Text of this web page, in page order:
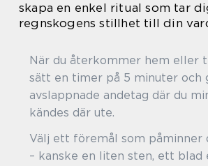
skapa en enkel ritual som tar
regnskogens stillhet till din
När du återkommer hem eller
sätt en timer på 5 minuter och
avslappnade andetag där du
kändes där ute.
Välj ett föremål som påminner
– kanske en liten sten, ett blad